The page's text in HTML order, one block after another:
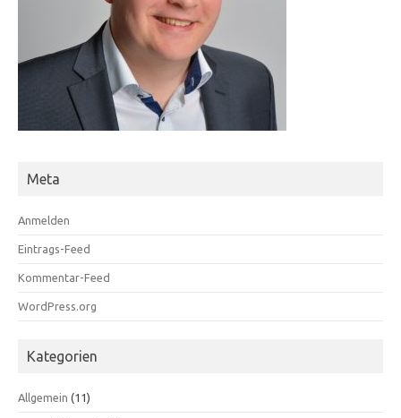
Meta
Anmelden
Eintrags-Feed
Kommentar-Feed
WordPress.org
Kategorien
Allgemein (11)